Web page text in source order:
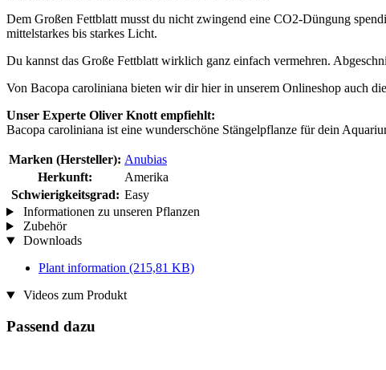
Dem Großen Fettblatt musst du nicht zwingend eine CO2-Düngung
mittelstarkes bis starkes Licht.
Du kannst das Große Fettblatt wirklich ganz einfach vermehren.
Von Bacopa caroliniana bieten wir dir hier in unserem Onlineshop auch
Unser Experte Oliver Knott empfiehlt:
Bacopa caroliniana ist eine wunderschöne Stängelpflanze für dein
Marken (Hersteller): Anubias
Herkunft:
Amerika
Schwierigkeitsgrad: Easy
Informationen zu unseren Pflanzen
Zubehör
Downloads
Plant information (215,81 KB)
Videos zum Produkt
Passend dazu